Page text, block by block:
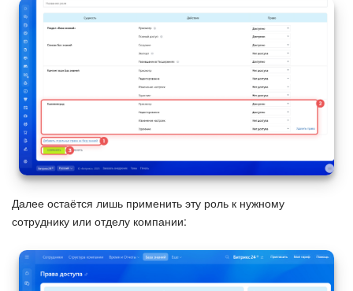
Изменения в статьях (архив)
ПОЛУЧИТЬ БЕСПЛАТНО
Далее остаётся лишь применить эту роль к нужному
сотруднику или отделу компании: